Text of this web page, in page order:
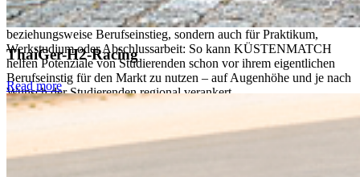
ThaiGer-H2-Racing
Read more
Infrage kommt das nicht nur für den klassischen Job
beziehungsweise Berufseinstieg, sondern auch für Praktikum,
Werkstudium oder Abschlussarbeit: So kann KÜSTENMATCH
helfen Potenziale von Studierenden schon vor ihrem eigentlichen
Berufseinstig für den Markt zu nutzen – auf Augenhöhe und je nach
Wunsch der Studierenden regional verankert.
Europäische Union
und das Land Mecklenburg-Vorpommerngefördert. „Wir sind
über die Förderung seitens der Europäischen Union und des Landes
MV sehr dankbar, da uns diese ermöglicht, uns intensiv mit der